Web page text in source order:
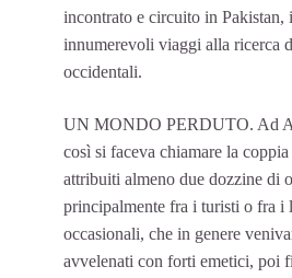
incontrato e circuito in Pakistan,
innumerevoli viaggi alla ricerca
occidentali.
UN MONDO PERDUTO. Ad
così si faceva chiamare la
attribuiti almeno due dozzine di
principalmente fra i turisti o fra i
occasionali, che in genere
avvelenati con forti emetici, poi